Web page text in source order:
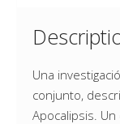
Una
conjunto,
Apocalipsis.